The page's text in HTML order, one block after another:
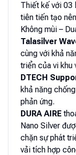
Thiết kế với 03
tiên tiến tạo
Không mùi –
Talasilver
cùng với khả
triển của vi khu
DTECH
khả năng
phản ứng.
DURA AIRE
Nano Silver
chặn sự phát
vải tích hợp